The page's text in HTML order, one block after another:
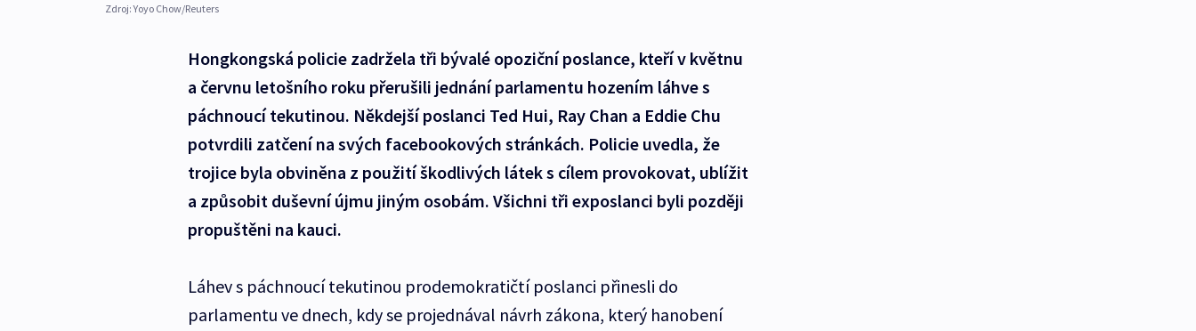
Zdroj:Yoyo Chow/Reuters
Hongkongská policie zadržela tři bývalé opoziční poslance, kteří v květnu
a červnu letošního roku přerušili jednání parlamentu hozením láhve s
páchnoucí tekutinou. Někdejší poslanci Ted Hui, Ray Chan a Eddie Chu
potvrdili zatčení na svých facebookových stránkách. Policie uvedla, že
trojice byla obviněna z použití škodlivých látek s cílem provokovat, ublížit
a způsobit duševní újmu jiným osobám. Všichni tři exposlanci byli později
propuštěni na kauci.
Láhev s páchnoucí tekutinou prodemokratičtí poslanci přinesli do
parlamentu ve dnech, kdy se projednával návrh zákona, který hanobení